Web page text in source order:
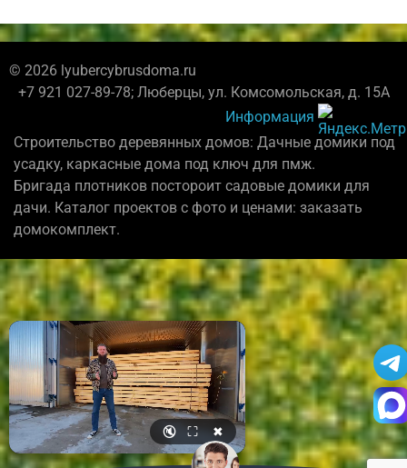
© 2026 lyubercybrusdoma.ru
+7 921 027-89-78; Люберцы, ул. Комсомольская, д. 15А
Информация
Строительство деревянных домов: Дачные домики под
усадку, каркасные дома под ключ для пмж.
Бригада плотников постороит садовые домики для
дачи. Каталог проектов с фото и ценами: заказать
домокомплект.
🔇 ⛶ ✖